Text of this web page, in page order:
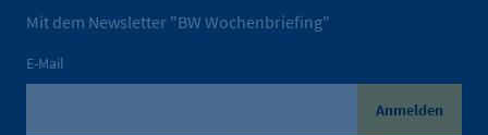
Mit dem Newsletter "BW Wochenbriefing"
E-Mail
Anmelden